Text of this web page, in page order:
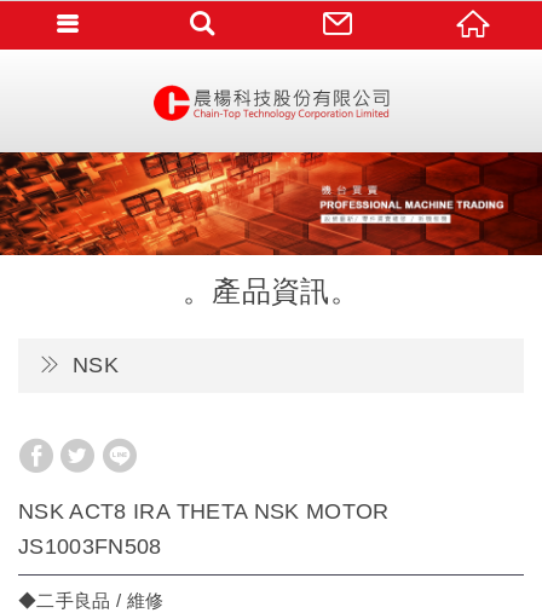
產品資訊
NSK
NSK ACT8 IRA THETA NSK MOTOR
JS1003FN508
◆二手良品 / 維修